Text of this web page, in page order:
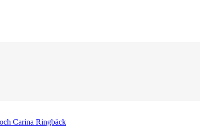
Carina Ringbäck